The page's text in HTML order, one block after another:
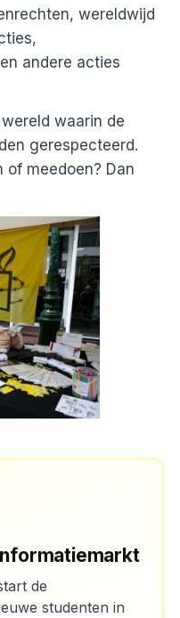
wereldwijd
andere acties
waarin de
gerespecteerd.
of meedoen? Dan
de
studenten in